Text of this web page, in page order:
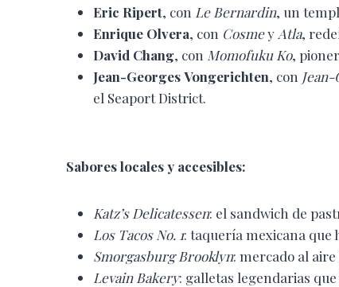
Eric Ripert, con Le Bernardin, un
Enrique Olvera, con Cosmey Atla,
David Chang, con Momofuku Ko,
Jean-Georges Vongerichten, con
el Seaport District.
Sabores locales y accesibles:
Katz’s Delicatessen: el sandwich de
Los Tacos No. 1: taquería mexicana que
Smorgasburg Brooklyn: mercado al
Levain Bakery: galletas legendarias